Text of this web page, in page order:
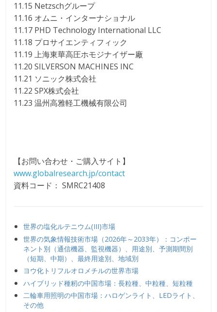
11.15 Netzschグループ
11.16 オムニ・インターナショナル
11.17 PHD Technology International LLC
11.18 プロサイエンティフィック
11.19 上海東華高圧ホモジナイザー廠
11.20 SILVERSON MACHINES INC
11.21 ソニック株式会社
11.22 SPX株式会社
11.23 温州高雅軽工機械有限公司
【お問い合わせ・ご購入サイト】
www.globalresearch.jp/contact
資料コード： SMRC21408
世界の塩化ルテニウム(III)市場
世界の気象情報技術市場（2026年～2033年）：コンポー
ネント別（通信機器、監視機器）、用途別、予測期間別
（短期、中期）、最終用途別、地域別
ヨウ化トリフルオロメチルの世界市場
ハイブリッド種籾の中国市場：長粒種、中粒種、短粒種
二輪車用照明の中国市場：ハロゲンライト、LEDライト、
その他